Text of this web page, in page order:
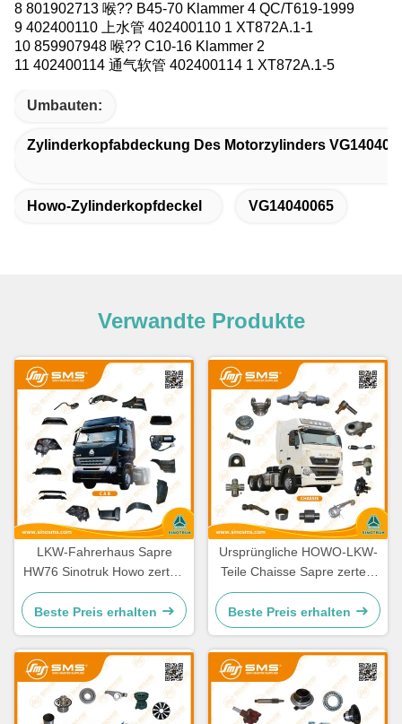
8 801902713 喉?? B45-70 Klammer 4 QC/T619-1999
9 402400110 上水管 402400110 1 XT872A.1-1
10 859907948 喉?? C10-16 Klammer 2
11 402400114 通气软管 402400114 1 XT872A.1-5
Umbauten:
Zylinderkopfabdeckung Des Motorzylinders
Howo-Zylinderkopfdeckel VG14040065
Verwandte Produkte
LKW-Fahrerhaus Sapre
HW76 Sinotruk Howo zerteilt
Ersatzteile Cabine
Beste Preis erhalten
Ursprüngliche HOWO-LKW-
Teile Chaisse Sapre zerteilt
Standardgröße
Beste Preis erhalten